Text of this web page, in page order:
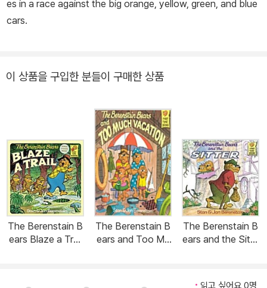
es in a race against the big orange, yellow, green, and blue
cars.
이 상품을 구입한 분들이 구매한 상품
The Berenstain B
ears Blaze a Trail
The Berenstain B
ears and Too Mu
The Berenstain B
ears and the Sitte
읽고 싶어요 0명